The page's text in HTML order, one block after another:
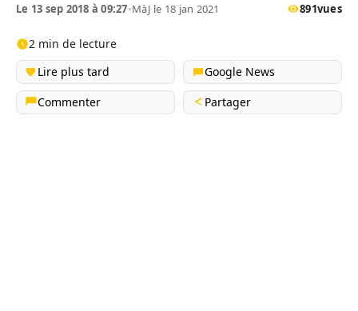
Le 13 sep 2018 à 09:27•MàJ le 18 jan 2021 891vues
2 min de lecture
Lire plus tard
Google News
Commenter
Partager